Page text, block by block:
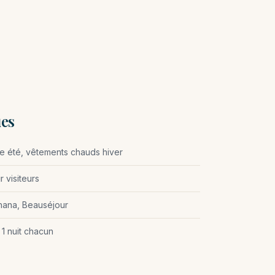
été, vêtements chauds hiver
visiteurs
Beauséjour
nuit chacun